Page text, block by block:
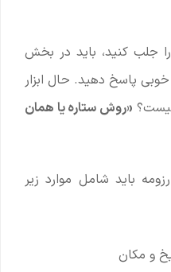
جلب کنید، باید در بخش
پاسخ دهید. حال ابزار
«روش ستاره یا همان
باید شامل موارد زیر
و مکان